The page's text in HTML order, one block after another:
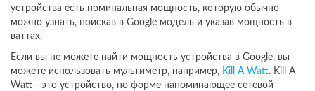
устройства есть номинальная мощность, которую обычно
можно узнать, поискав в Google модель и указав мощность в
ваттах.
Если вы не можете найти мощность устройства в Google, вы
можете использовать мультиметр, например, Kill A Watt. Kill A
Watt - это устройство, по форме напоминающее сетевой